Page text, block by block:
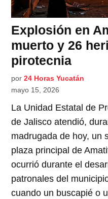
Explosión en
muerto y 26
pirotecnia
por 24 Horas Yucatán
mayo 15, 2026
La Unidad Estatal de
de Jalisco atendió,
madrugada de hoy, un
plaza principal de
ocurrió durante el
patronales del
cuando un buscapié o